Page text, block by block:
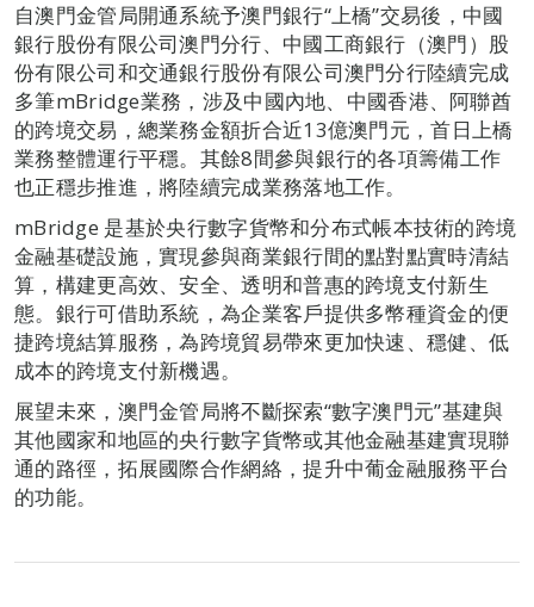
自澳門金管局開通系統予澳門銀行“上橋”交易後，中國
銀行股份有限公司澳門分行、中國工商銀行（澳門）股
份有限公司和交通銀行股份有限公司澳門分行陸續完成
多筆mBridge業務，涉及中國內地、中國香港、阿聯酋
的跨境交易，總業務金額折合近13億澳門元，首日上橋
業務整體運行平穩。其餘8間參與銀行的各項籌備工作
也正穩步推進，將陸續完成業務落地工作。
mBridge 是基於央行數字貨幣和分布式帳本技術的跨境
金融基礎設施，實現參與商業銀行間的點對點實時清結
算，構建更高效、安全、透明和普惠的跨境支付新生
態。銀行可借助系統，為企業客戶提供多幣種資金的便
捷跨境結算服務，為跨境貿易帶來更加快速、穩健、低
成本的跨境支付新機遇。
展望未來，澳門金管局將不斷探索“數字澳門元”基建與
其他國家和地區的央行數字貨幣或其他金融基建實現聯
通的路徑，拓展國際合作網絡，提升中葡金融服務平台
的功能。